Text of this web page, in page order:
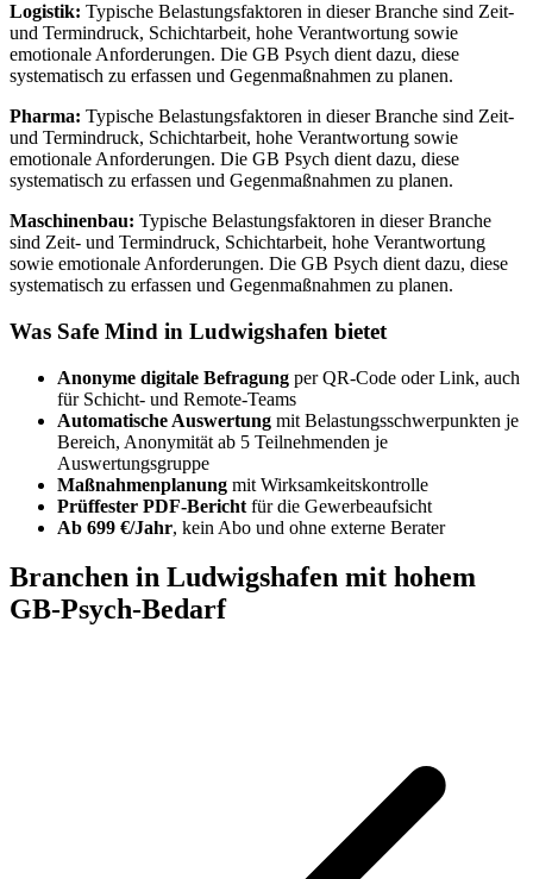
Logistik: Typische Belastungsfaktoren in dieser Branche sind Zeit-
und Termindruck, Schichtarbeit, hohe Verantwortung sowie
emotionale Anforderungen. Die GB Psych dient dazu, diese
systematisch zu erfassen und Gegenmaßnahmen zu planen.
Pharma: Typische Belastungsfaktoren in dieser Branche sind Zeit-
und Termindruck, Schichtarbeit, hohe Verantwortung sowie
emotionale Anforderungen. Die GB Psych dient dazu, diese
systematisch zu erfassen und Gegenmaßnahmen zu planen.
Maschinenbau: Typische Belastungsfaktoren in dieser Branche
sind Zeit- und Termindruck, Schichtarbeit, hohe Verantwortung
sowie emotionale Anforderungen. Die GB Psych dient dazu, diese
systematisch zu erfassen und Gegenmaßnahmen zu planen.
Was Safe Mind in Ludwigshafen bietet
Anonyme digitale Befragung per QR-Code oder Link, auch
für Schicht- und Remote-Teams
Automatische Auswertung mit Belastungsschwerpunkten je
Bereich, Anonymität ab 5 Teilnehmenden je
Auswertungsgruppe
Maßnahmenplanung mit Wirksamkeitskontrolle
Prüffester PDF-Bericht für die Gewerbeaufsicht
Ab 699 €/Jahr, kein Abo und ohne externe Berater
Branchen in Ludwigshafen mit hohem
GB-Psych-Bedarf